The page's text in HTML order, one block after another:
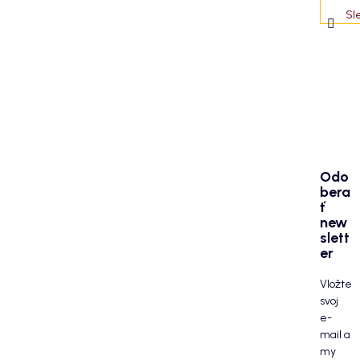
Odo
bera
ť
new
slett
er
Vložte
svoj
e-
mail a
my